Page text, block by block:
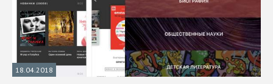
18.04.2018